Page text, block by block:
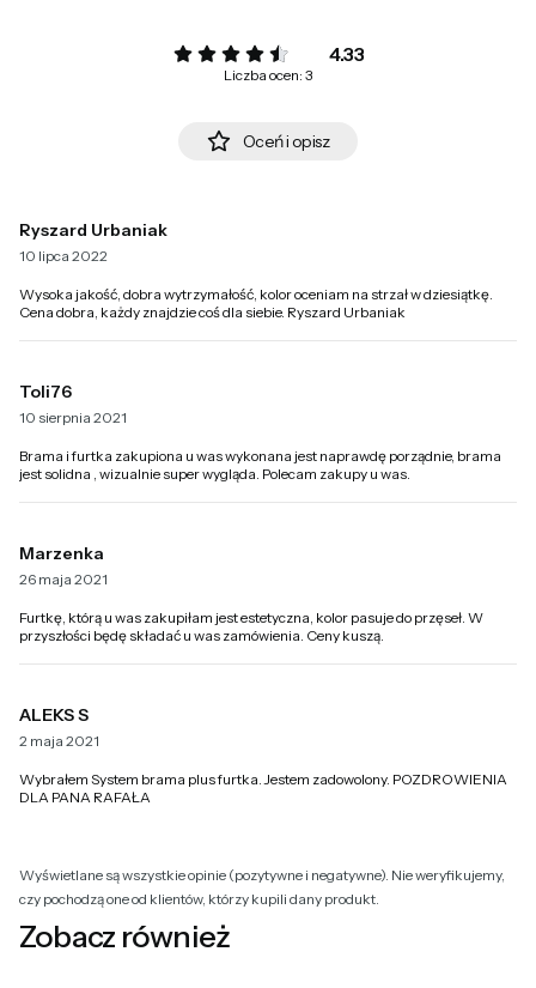
4.33
Liczba ocen: 3
Oceń i opisz
Ryszard Urbaniak
10 lipca 2022
Wysoka jakość, dobra wytrzymałość, kolor oceniam na strzał w dziesiątkę.
Cena dobra, każdy znajdzie coś dla siebie. Ryszard Urbaniak
Toli76
10 sierpnia 2021
Brama i furtka zakupiona u was wykonana jest naprawdę porządnie, brama
jest solidna , wizualnie super wygląda. Polecam zakupy u was.
Marzenka
26 maja 2021
Furtkę, którą u was zakupiłam jest estetyczna, kolor pasuje do przęseł. W
przyszłości będę składać u was zamówienia. Ceny kuszą.
ALEKS S
2 maja 2021
Wybrałem System brama plus furtka. Jestem zadowolony. POZDROWIENIA
DLA PANA RAFAŁA
Wyświetlane są wszystkie opinie (pozytywne i negatywne). Nie weryfikujemy,
czy pochodzą one od klientów, którzy kupili dany produkt.
Zobacz również